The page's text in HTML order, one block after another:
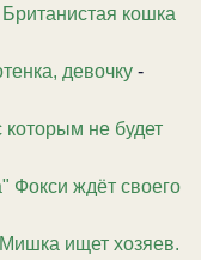
кошка
девочку -
которым не будет
Фокси ждёт своего
ищет хозяев.